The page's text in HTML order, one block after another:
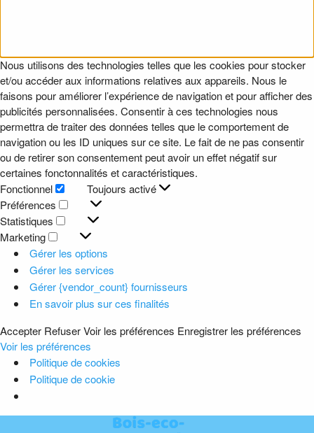
Nous utilisons des technologies telles que les cookies pour stocker
et/ou accéder aux informations relatives aux appareils. Nous le
faisons pour améliorer l’expérience de navigation et pour afficher des
publicités personnalisées. Consentir à ces technologies nous
permettra de traiter des données telles que le comportement de
navigation ou les ID uniques sur ce site. Le fait de ne pas consentir
ou de retirer son consentement peut avoir un effet négatif sur
certaines fonctonnalités et caractéristiques.
Fonctionnel
Fonctionnel
Toujours activé
Préférences
Préférences
Statistiques
Statistiques
Marketing
Marketing
Gérer les options
Gérer les services
Gérer {vendor_count} fournisseurs
En savoir plus sur ces finalités
Accepter RefuserVoir les préférences Enregistrer les préférences
Voir les préférences
Politique de cookies
Politique de cookie